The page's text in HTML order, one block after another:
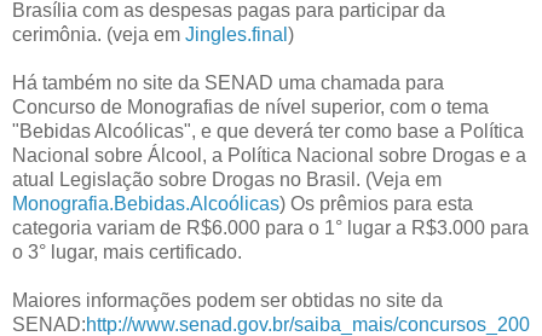
Brasília com as despesas pagas para participar da
cerimônia. (veja em Jingles.final )
Há também no site da SENAD uma chamada para
Concurso de Monografias de nível superior, com o tema
"Bebidas Alcoólicas", e que deverá ter como base a Política
Nacional sobre Álcool, a Política Nacional sobre Drogas e a
atual Legislação sobre Drogas no Brasil. (Veja em
Monografia.Bebidas.Alcoólicas) Os prêmios para esta
categoria variam de R$6.000 para o 1° lugar a R$3.000 para
o 3° lugar, mais certificado.
Maiores informações podem ser obtidas no site da
SENAD:http://www.senad.gov.br/saiba_mais/concursos_200